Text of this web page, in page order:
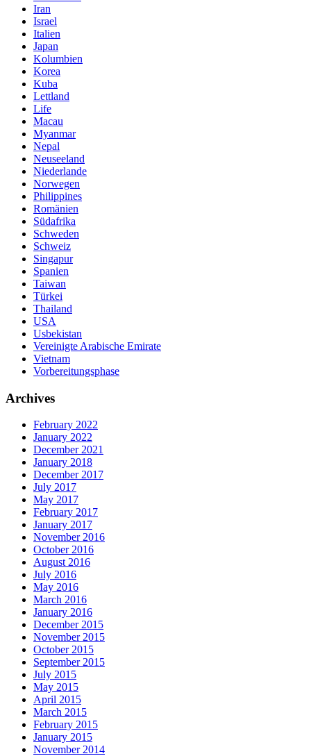
Iran
Israel
Italien
Japan
Kolumbien
Korea
Kuba
Lettland
Life
Macau
Myanmar
Nepal
Neuseeland
Niederlande
Norwegen
Philippines
Romänien
Südafrika
Schweden
Schweiz
Singapur
Spanien
Taiwan
Türkei
Thailand
USA
Usbekistan
Vereinigte Arabische Emirate
Vietnam
Vorbereitungsphase
Archives
February 2022
January 2022
December 2021
January 2018
December 2017
July 2017
May 2017
February 2017
January 2017
November 2016
October 2016
August 2016
July 2016
May 2016
March 2016
January 2016
December 2015
November 2015
October 2015
September 2015
July 2015
May 2015
April 2015
March 2015
February 2015
January 2015
November 2014